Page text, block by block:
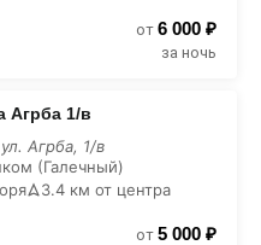
от 6 000 ₽
за ночь
Агрба 1/в
Агрба, 1/в
(Галечный)
3.4 км от центра
от 5 000 ₽